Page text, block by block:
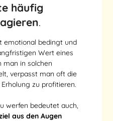
häufig
.
emotional bedingt und
Wert eines
man in solchen
verpasst man oft die
zu profitieren.
werfen bedeutet auch,
aus den Augen